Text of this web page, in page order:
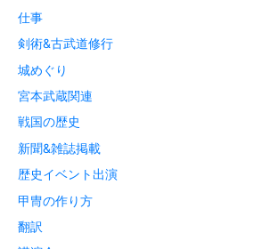
仕事
剣術&古武道修行
城めぐり
宮本武蔵関連
戦国の歴史
新聞&雑誌掲載
歴史イベント出演
甲冑の作り方
翻訳